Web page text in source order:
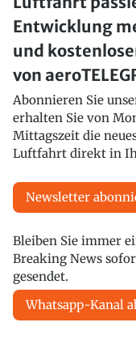
Entwicklung
und
von
Abonnieren Sie
erhalten Sie von
Mittagszeit die
Luftfahrt direkt in
Newsletter
Bleiben Sie immer
Breaking News
gesendet.
Whatsapp-Kanal